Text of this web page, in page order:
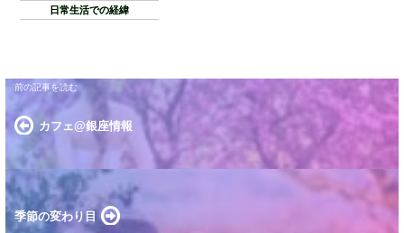
日常生活での経緯
カフェ@銀座情報
季節の変わり目